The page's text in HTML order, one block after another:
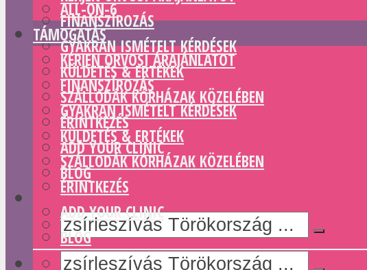
FINANSZÍROZÁS
GYAKRAN ISMÉTELT KÉRDÉSEK
KÜLDETÉS & ERTÉKEK
SZÁLLODÁK KÓRHÁZAK KÖZELÉBEN
ÉRINTKEZÉS
ADD YOUR CLINIC
BLOG
ALL-ON-6
TÁMOGATÁS
KÉRJEN ORVOSI ÁRAJÁNLATOT
FINANSZÍROZÁS
GYAKRAN ISMÉTELT KÉRDÉSEK
KÜLDETÉS & ERTÉKEK
SZÁLLODÁK KÓRHÁZAK KÖZELÉBEN
ÉRINTKEZÉS
ADD YOUR CLINIC
BLOG